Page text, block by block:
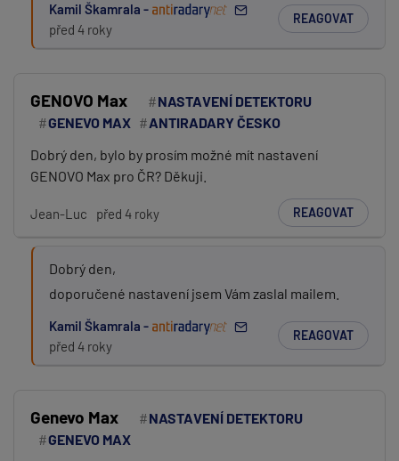
Kamil Škamrala -
před 4 roky
REAGOVAT
GENOVO Max
NASTAVENÍ DETEKTORU
GENEVO MAX
ANTIRADARY ČESKO
Dobrý den, bylo by prosím možné mít nastavení
GENOVO Max pro ČR? Děkuji.
Jean-Luc před 4 roky REAGOVAT
Dobrý den,
doporučené nastavení jsem Vám zaslal mailem.
Kamil Škamrala -
před 4 roky
REAGOVAT
Genevo Max
NASTAVENÍ DETEKTORU
GENEVO MAX